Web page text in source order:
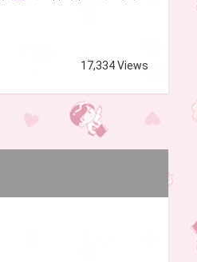
17,334 Views